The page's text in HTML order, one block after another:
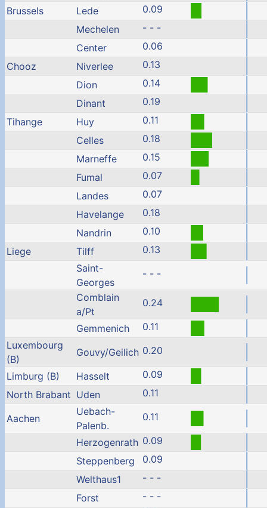
Brussels
Lede
0.09
Mechelen
- - -
Center
0.06
Chooz
Niverlee
0.13
Dion
0.14
Dinant
0.19
Tihange
Huy
0.11
Celles
0.18
Marneffe
0.15
Fumal
0.07
Landes
0.07
Havelange
0.18
Nandrin
0.10
Liege
Tilff
0.13
Saint-
Georges
- - -
Comblain
a/Pt
0.24
Gemmenich
0.11
Luxembourg
(B)
Gouvy/Geilich 0.20
Limburg (B) Hasselt
0.09
North Brabant Uden 0.11
Aachen
Uebach-
Palenb.
0.11
Herzogenrath 0.09
Steppenberg
0.09
Welthaus1
- - -
Forst
- - -